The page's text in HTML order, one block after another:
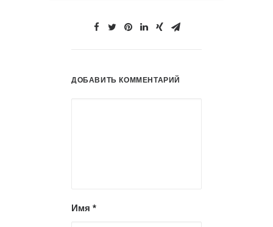
ДОБАВИТЬ КОММЕНТАРИЙ
Имя *